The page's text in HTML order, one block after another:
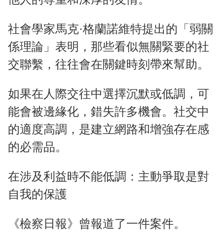
社會學家馬克·格蘭諾維特提出的「弱關
係理論」表明，那些看似無關緊要的社
交聯繫，往往會在關鍵時刻帶來幫助。
如果在人際交往中選擇沉默或低調，可
能會被邊緣化，錯失許多機會。社交中
的適度高調，是建立網路和增強存在感
的必需品。
在涉及利益時不能低調：主動爭取是對
自我的保護
《檢察日報》曾報道了一件案件。